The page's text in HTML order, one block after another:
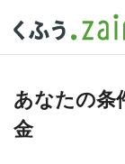
あなたの条
金